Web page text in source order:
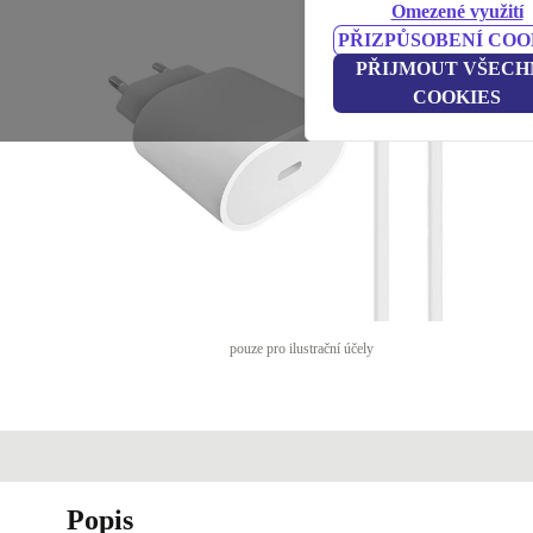
Omezené využití
PŘIZPŮSOBENÍ
PŘIJMOUT
COOKIES
pouze pro ilustrační účely
Popis